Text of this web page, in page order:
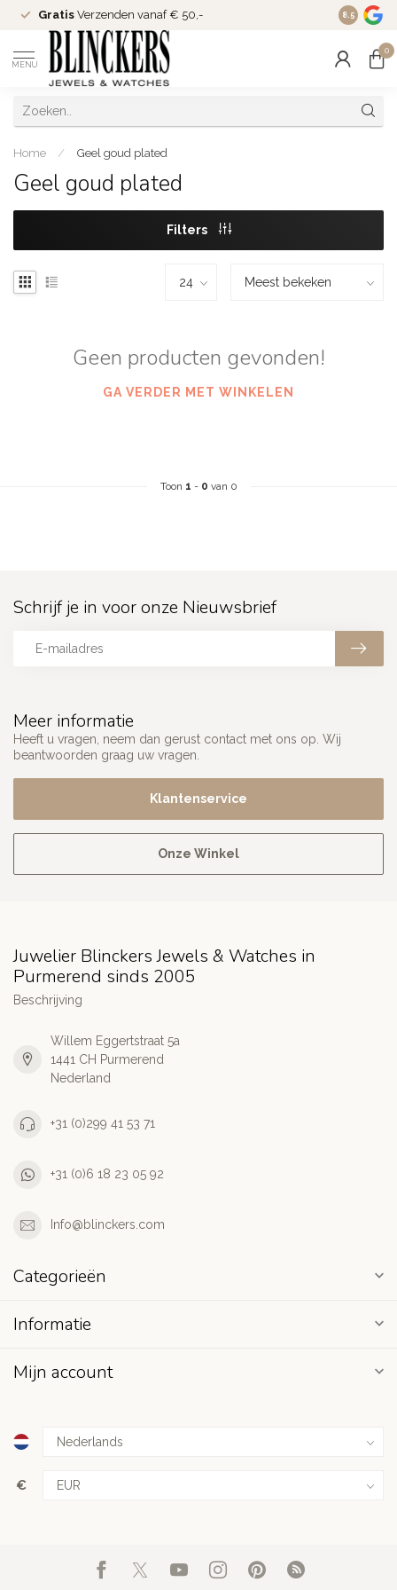
Gratis Verzenden vanaf € 50,- Since
8.5
MENU
0
Home / Geel goud plated
Geel goud plated
Filters
Geen producten gevonden!
GA VERDER MET WINKELEN
Toon 1 - 0 van 0
Meer informatie
Heeft u vragen, neem dan gerust contact met ons op. Wij
beantwoorden graag uw vragen.
Klantenservice
Onze Winkel
Schrijf je in voor onze Nieuwsbrief
Juwelier Blinckers Jewels & Watches in
Purmerend sinds 2005
Beschrijving
Willem Eggertstraat 5a
1441 CH Purmerend
Nederland
+31 (0)299 41 53 71
+31 (0)6 18 23 05 92
Info@blinckers.com
Categorieën
Informatie
Mijn account
€